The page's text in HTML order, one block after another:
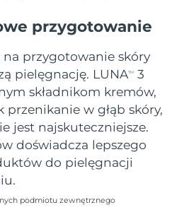
przygotowanie
na przygotowanie skóry
pielęgnację. LUNATM
3
składnikom kremów,
przenikanie w głąb skóry,
jest najskuteczniejsze.
doświadcza lepszego
do pielęgnacji
podmiotu zewnętrznego
Oczekiwany czas dostawy
Oczekiwany czas dostawy
15/8/26